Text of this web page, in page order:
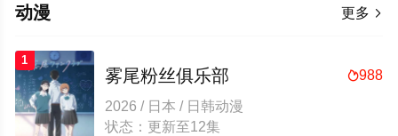
更多 
动漫
1
988
雾尾粉丝俱乐部
2026 / 日本 / 日韩动漫
状态：更新至12集